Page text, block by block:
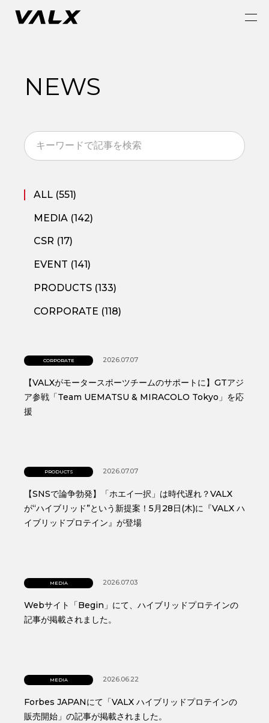
NEWS
ALL (551)
MEDIA (142)
CSR (17)
EVENT (141)
PRODUCTS (133)
CORPORATE (118)
CORPORATE 2026.07.07
【VALXがモータースポーツチームのサポートに】GTアジ
ア参戦「Team UEMATSU & MIRACOLO Tokyo」を応
援
PRODUCTS 2026.07.07
【SNSで論争勃発】「ホエイ一択」は時代遅れ？VALX
が“ハイブリッド”という新提案！5月28日(木)に『VALX ハ
イブリッドプロテイン』が登場
MEDIA 2026.07.03
Webサイト「Begin」にて、ハイブリッドプロテインの
記事が掲載されました。
MEDIA 2026.06.22
Forbes JAPANにて「VALX ハイブリッドプロテインの
販売開始」の記事が掲載されました。